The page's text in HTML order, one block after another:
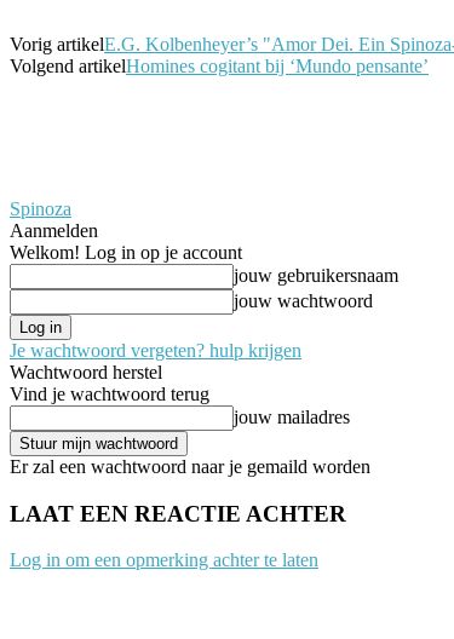
Vorig artikelE.G. Kolbenheyer’s "Amor Dei. Ein
Volgend artikelHomines cogitant bij ‘Mundo pensante’
Spinoza
Aanmelden
Welkom! Log in op je account
jouw gebruikersnaam
jouw wachtwoord
Je wachtwoord vergeten? hulp krijgen
Wachtwoord herstel
Vind je wachtwoord terug
jouw mailadres
Er zal een wachtwoord naar je gemaild worden
LAAT EEN REACTIE ACHTER
Log in om een opmerking achter te laten